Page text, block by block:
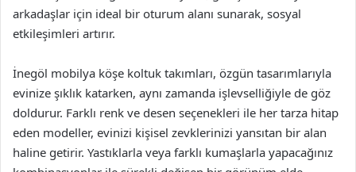
arkadaşlar için ideal bir oturum alanı sunarak, sosyal
etkileşimleri artırır.
İnegöl mobilya köşe koltuk takımları, özgün tasarımlarıyla
evinize şıklık katarken, aynı zamanda işlevselliğiyle de göz
doldurur. Farklı renk ve desen seçenekleri ile her tarza hitap
eden modeller, evinizi kişisel zevklerinizi yansıtan bir alan
haline getirir. Yastıklarla veya farklı kumaşlarla yapacağınız